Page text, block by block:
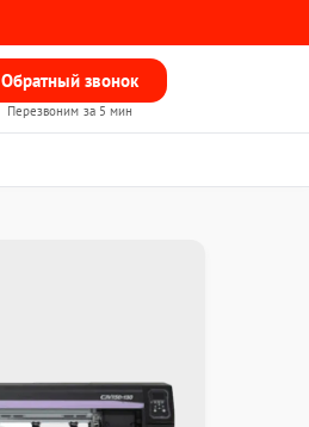
Обратный звонок
Перезвоним за 5 мин